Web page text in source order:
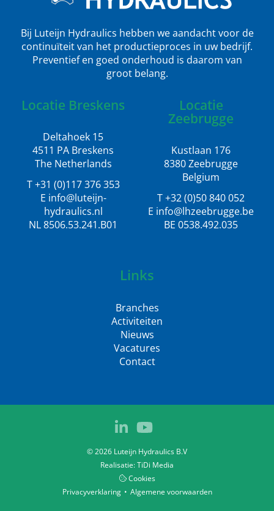
Bij Luteijn Hydraulics hebben we aandacht voor de
continuïteit van het productieproces in uw bedrijf.
Preventief en goed onderhoud is daarom van
groot belang.
Locatie Breskens
Deltahoek 15
4511 PA Breskens
The Netherlands
T +31 (0)117 376 353
E info@luteijn-
hydraulics.nl
NL 8506.53.241.B01
Locatie
Zeebrugge
Kustlaan 176
8380 Zeebrugge
Belgium
T +32 (0)50 840 052
E info@lhzeebrugge.be
BE 0538.492.035
Links
Branches
Activiteiten
Nieuws
Vacatures
Contact
© 2026 Luteijn Hydraulics B.V
Realisatie:TiDi Media
Cookies
Privacyverklaring
Algemene voorwaarden